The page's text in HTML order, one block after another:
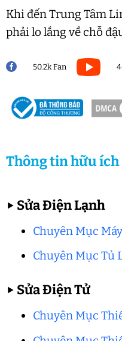
Khi đến Trung Tâm
phải lo lắng về chỗ
50.2k Fan
Thông tin hữu ích
▶ Sửa Điện Lạnh
Chuyên Mục
Chuyên Mục Tủ
▶ Sửa Điện Tử
Chuyên Mục